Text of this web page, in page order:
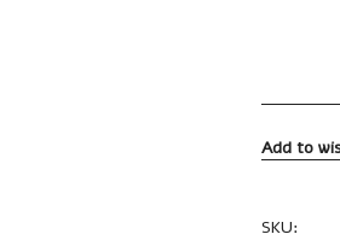
Add to
SKU: